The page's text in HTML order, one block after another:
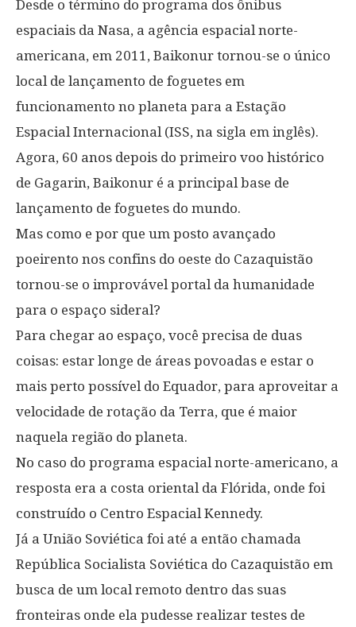
Desde o término do programa dos ônibus
espaciais da Nasa, a agência espacial norte-
americana, em 2011, Baikonur tornou-se o único
local de lançamento de foguetes em
funcionamento no planeta para a Estação
Espacial Internacional (ISS, na sigla em inglês).
Agora, 60 anos depois do primeiro voo histórico
de Gagarin, Baikonur é a principal base de
lançamento de foguetes do mundo.
Mas como e por que um posto avançado
poeirento nos confins do oeste do Cazaquistão
tornou-se o improvável portal da humanidade
para o espaço sideral?
Para chegar ao espaço, você precisa de duas
coisas: estar longe de áreas povoadas e estar o
mais perto possível do Equador, para aproveitar a
velocidade de rotação da Terra, que é maior
naquela região do planeta.
No caso do programa espacial norte-americano, a
resposta era a costa oriental da Flórida, onde foi
construído o Centro Espacial Kennedy.
Já a União Soviética foi até a então chamada
República Socialista Soviética do Cazaquistão em
busca de um local remoto dentro das suas
fronteiras onde ela pudesse realizar testes de